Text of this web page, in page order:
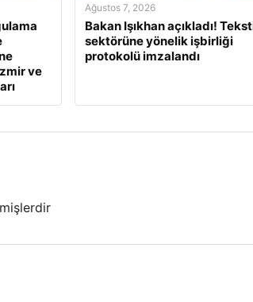
ve
Ağustos 7, 2026
Bakan Işıkhan açıkladı!
sektörüne yönelik işbirliği
protokolü imzalandı